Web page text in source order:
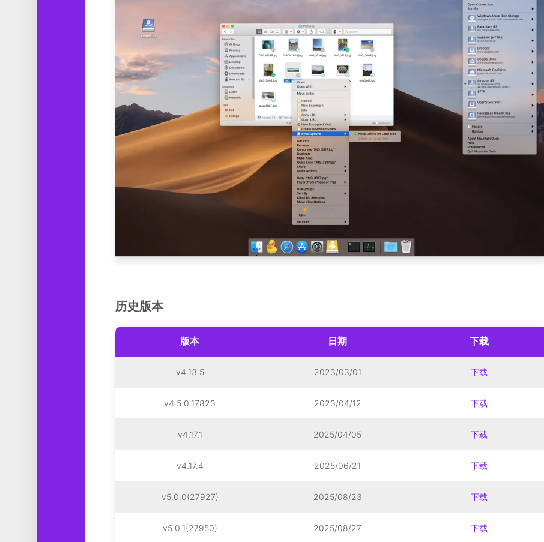
历史版本
版本 日期 下载
v4.13.5 2023/03/01 下载
v4.5.0.17823 2023/04/12 下载
v4.17.1 2025/04/05 下载
v4.17.4 2025/06/21 下载
v5.0.0(27927) 2025/08/23 下载
v5.0.1(27950) 2025/08/27 下载